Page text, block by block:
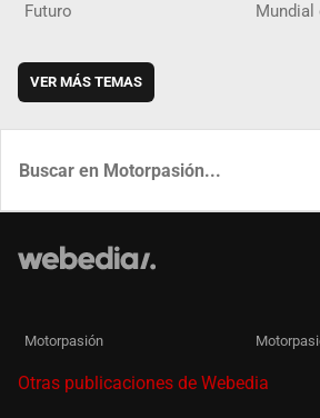
Futuro Mundial
VER MÁS TEMAS
Motorpasión
Otras publicaciones de Webedia